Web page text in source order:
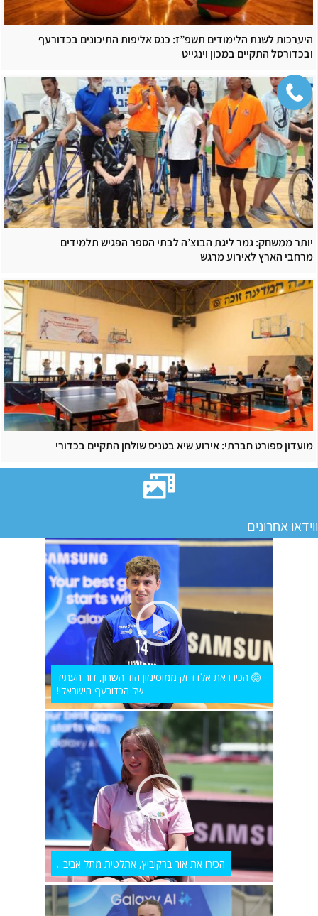
היערכות לשנת הלימודים תשפ”ז: כנס אליפות התיכונים בכדורעף
ובכדורסל התקיים במכון וינגייט
יותר ממשחק: גמר ליגת הבוצ’ה לבתי הספר הפגיש תלמידים
מרחבי הארץ לאירוע מרגש
מועדון ספורט חברתי: אירוע שיא בטניס שולחן התקיים בכדורי
ווידאו אחרונים
🏐 הכירו את אלדד זק ממוסינזון הוד השרון, דור העתיד
של הכדורעף הישראלי!
הכירו את אור ברקוביץ, אתלטית מתל אביב...